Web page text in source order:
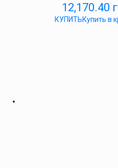
12,170.40
КУПИТЬКупить в